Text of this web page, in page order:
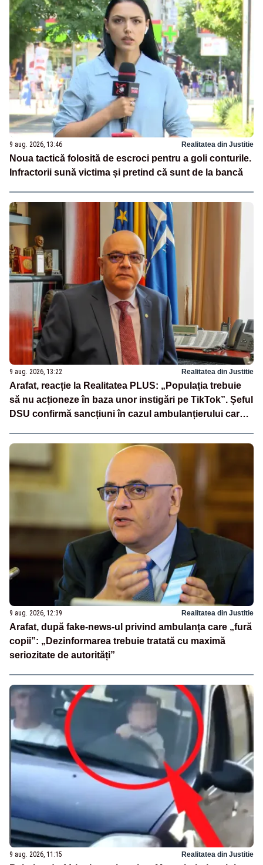
9 aug. 2026, 13:46 Realitatea din Justitie
Noua tactică folosită de escroci pentru a goli conturile.
Infractorii sună victima și pretind că sunt de la bancă
9 aug. 2026, 13:22 Realitatea din Justitie
Arafat, reacție la Realitatea PLUS: „Populația trebuie
să nu acționeze în baza unor instigări pe TikTok”. Șeful
DSU confirmă sancțiuni în cazul ambulanțierului care a
9 aug. 2026, 12:39 Realitatea din Justitie
Arafat, după fake-news-ul privind ambulanța care „fură
copii”: „Dezinformarea trebuie tratată cu maximă
seriozitate de autorități”
9 aug. 2026, 11:15 Realitatea din Justitie